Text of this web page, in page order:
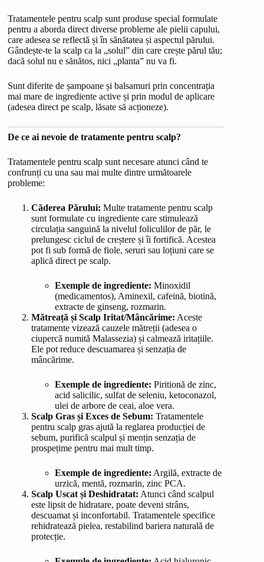
Tratamentele pentru scalp sunt produse special formulate
pentru a aborda direct diverse probleme ale pielii capului,
care adesea se reflectă și în sănătatea și aspectul părului.
Gândește-te la scalp ca la „solul” din care crește părul tău;
dacă solul nu e sănătos, nici „planta” nu va fi.
Sunt diferite de șampoane și balsamuri prin concentrația
mai mare de ingrediente active și prin modul de aplicare
(adesea direct pe scalp, lăsate să acționeze).
De ce ai nevoie de tratamente pentru scalp?
Tratamentele pentru scalp sunt necesare atunci când te
confrunți cu una sau mai multe dintre următoarele
probleme:
Căderea Părului: Multe tratamente pentru scalp
sunt formulate cu ingrediente care stimulează
circulația sanguină la nivelul foliculilor de păr, le
prelungesc ciclul de creștere și îi fortifică. Acestea
pot fi sub formă de fiole, seruri sau loțiuni care se
aplică direct pe scalp.
Exemple de ingrediente: Minoxidil
(medicamentos), Aminexil, cafeină, biotină,
extracte de ginseng, rozmarin.
Mătreață și Scalp Iritat/Mâncărime: Aceste
tratamente vizează cauzele mătreții (adesea o
ciupercă numită Malassezia) și calmează iritațiile.
Ele pot reduce descuamarea și senzația de
mâncărime.
Exemple de ingrediente: Piritionă de zinc,
acid salicilic, sulfat de seleniu, ketoconazol,
ulei de arbore de ceai, aloe vera.
Scalp Gras și Exces de Sebum: Tratamentele
pentru scalp gras ajută la reglarea producției de
sebum, purifică scalpul și mențin senzația de
prospețime pentru mai mult timp.
Exemple de ingrediente: Argilă, extracte de
urzică, mentă, rozmarin, zinc PCA.
Scalp Uscat și Deshidratat: Atunci când scalpul
este lipsit de hidratare, poate deveni strâns,
descuamat și inconfortabil. Tratamentele specifice
rehidratează pielea, restabilind bariera naturală de
protecție.